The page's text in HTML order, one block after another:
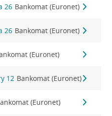
26 Bankomat (Euronet)
26 Bankomat (Euronet)
(Euronet)
12 Bankomat (Euronet)
(Euronet)